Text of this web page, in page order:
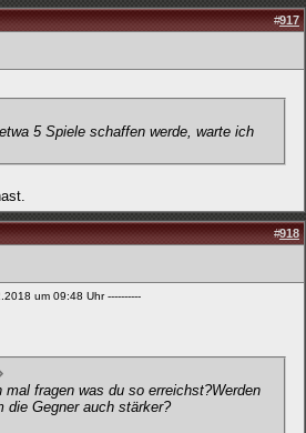
#917
5 Spiele schaffen werde, warte ich
#918
um 09:48 Uhr ----------
fragen was du so erreichst?Werden
die Gegner auch stärker?